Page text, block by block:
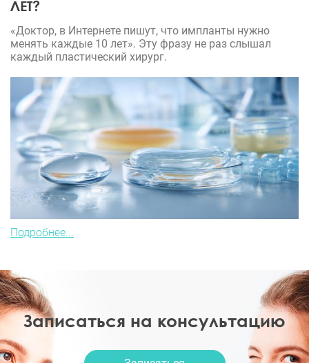
ЛЕТ?
«Доктор, в Интернете пишут, что импланты нужно
менять каждые 10 лет». Эту фразу не раз слышал
каждый пластический хирург.
Подробнее...
Записаться на консультацию